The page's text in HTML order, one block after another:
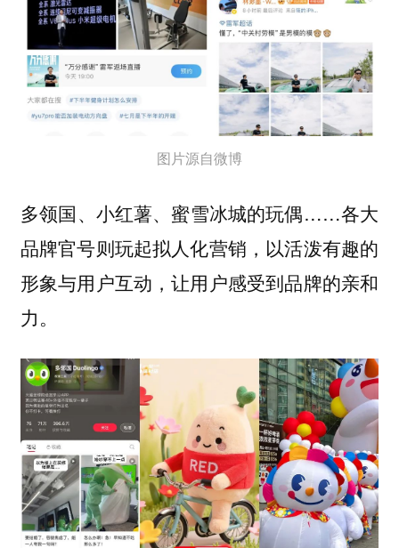
图片源自微博
多领国、小红薯、蜜雪冰城的玩偶……各大
品牌官号则玩起拟人化营销，以活泼有趣的
形象与用户互动，让用户感受到品牌的亲和
力。